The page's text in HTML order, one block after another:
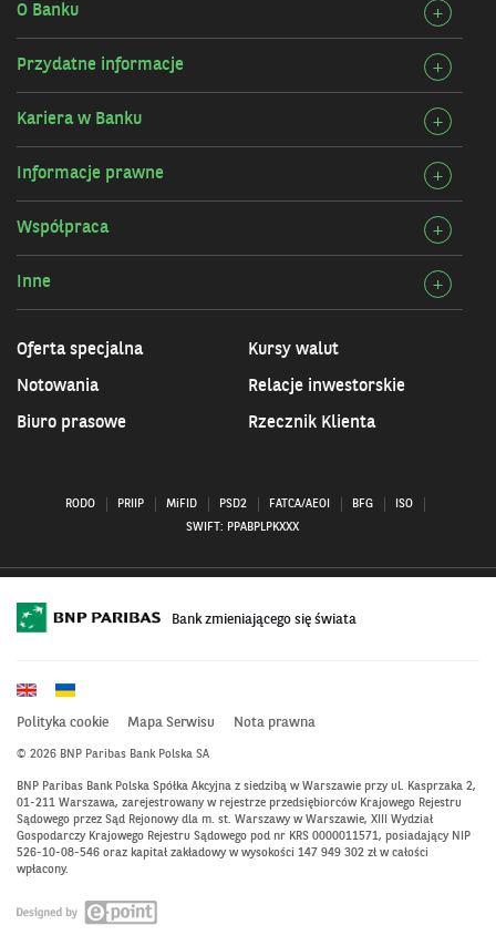
O Banku +
O
Przydatne informacje +
Kariera w Banku +
w
Informacje prawne +
Współpraca +
Inne +
Oferta specjalna Kursy walut
Notowania Relacje inwestorskie
Biuro prasowe Rzecznik Klienta
RODO PRIIP MiFID PSD2 FATCA/AEOI BFG
ISO
SWIFT: PPABPLPKXXX
Bank zmieniającego się świata
Polityka cookie Mapa Serwisu Nota prawna
© 2026 BNP Paribas Bank Polska SA
BNP Paribas Bank Polska Spółka Akcyjna z siedzibą w Warszawie przy ul. Kasprzaka 2,
01-211 Warszawa, zarejestrowany w rejestrze przedsiębiorców Krajowego Rejestru
Sądowego przez Sąd Rejonowy dla m. st. Warszawy w Warszawie, XIII Wydział
Gospodarczy Krajowego Rejestru Sądowego pod nr KRS 0000011571, posiadający NIP
526-10-08-546 oraz kapitał zakładowy w wysokości 147 949 302 zł w całości
wpłacony.
się